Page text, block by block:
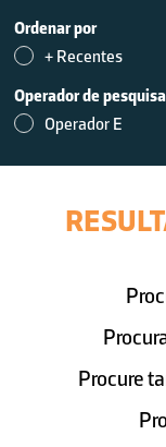
Ordenar por
+ Recentes
Operador de pesquisa
Operador E
Procure